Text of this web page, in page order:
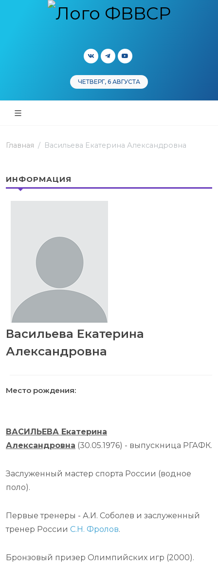
ЧЕТВЕРГ, 6 АВГУСТА
Главная Васильева Екатерина Александровна
ИНФОРМАЦИЯ
Васильева Екатерина
Александровна
Место рождения:
ВАСИЛЬЕВА Екатерина
Александровна (30.05.1976) - выпускница РГАФК.
Заслуженный мастер спорта России (водное
поло).
Первые тренеры - А.И. Соболев и заслуженный
тренер России С.Н. Фролов.
Бронзовый призер Олимпийских игр (2000).